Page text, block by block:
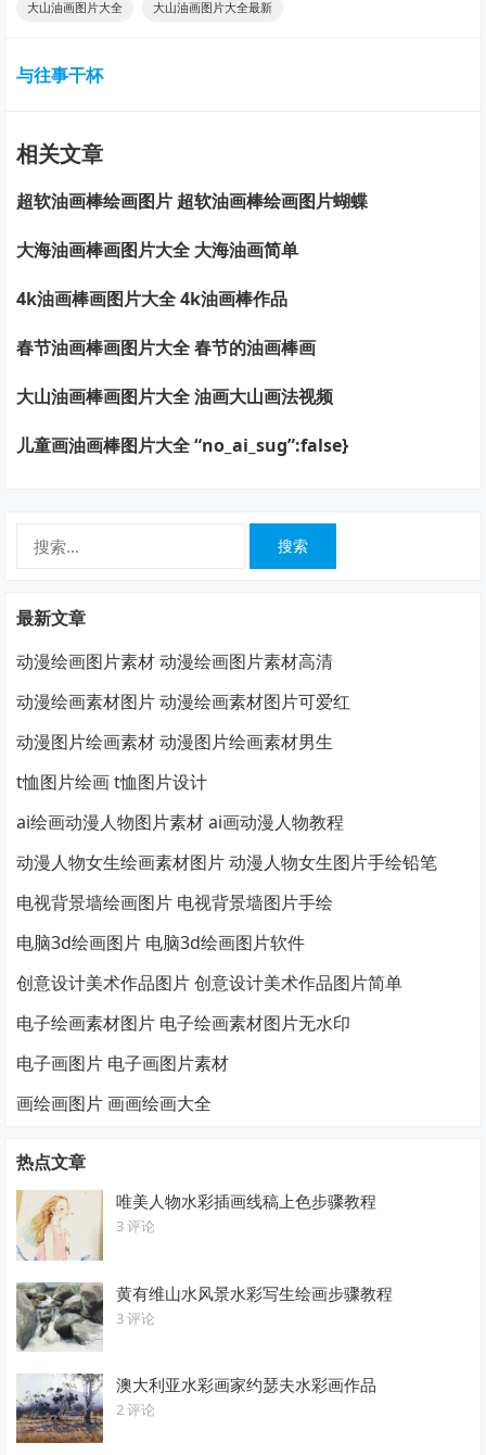
大山油画图片大全 大山油画图片大全最新
与往事干杯
相关文章
超软油画棒绘画图片 超软油画棒绘画图片蝴蝶
大海油画棒画图片大全 大海油画简单
4k油画棒画图片大全 4k油画棒作品
春节油画棒画图片大全 春节的油画棒画
大山油画棒画图片大全 油画大山画法视频
儿童画油画棒图片大全 “no_ai_sug”:false}
最新文章
动漫绘画图片素材 动漫绘画图片素材高清
动漫绘画素材图片 动漫绘画素材图片可爱红
动漫图片绘画素材 动漫图片绘画素材男生
t恤图片绘画 t恤图片设计
ai绘画动漫人物图片素材 ai画动漫人物教程
动漫人物女生绘画素材图片 动漫人物女生图片手绘铅笔
电视背景墙绘画图片 电视背景墙图片手绘
电脑3d绘画图片 电脑3d绘画图片软件
创意设计美术作品图片 创意设计美术作品图片简单
电子绘画素材图片 电子绘画素材图片无水印
电子画图片 电子画图片素材
画绘画图片 画画绘画大全
热点文章
唯美人物水彩插画线稿上色步骤教程
3 评论
黄有维山水风景水彩写生绘画步骤教程
3 评论
澳大利亚水彩画家约瑟夫水彩画作品
2 评论